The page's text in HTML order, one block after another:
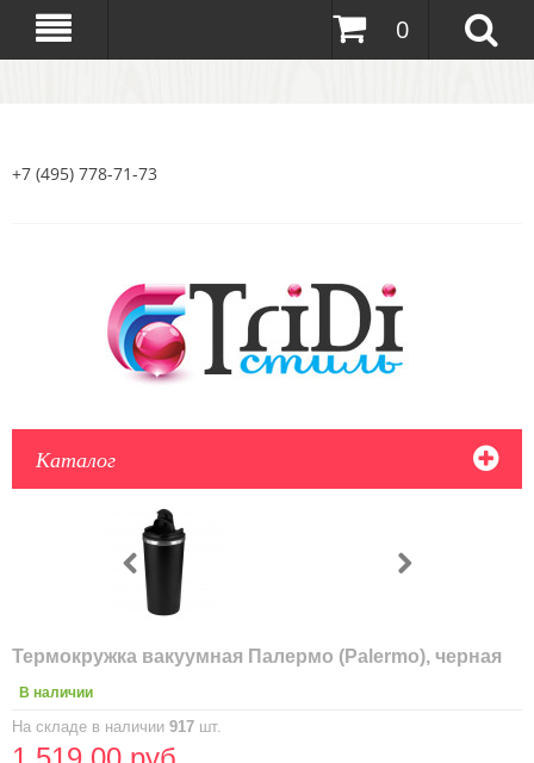
0
+7 (495) 778-71-73
Каталог
Термокружка вакуумная Палермо (Palermo), черная
В наличии
На складе в наличии 917 шт.